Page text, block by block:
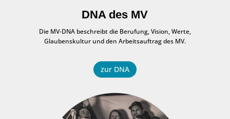
DNA des MV
Die MV-DNA beschreibt die Berufung, Vision, Werte,
Glaubenskultur und den Arbeitsauftrag des MV.
zur DNA